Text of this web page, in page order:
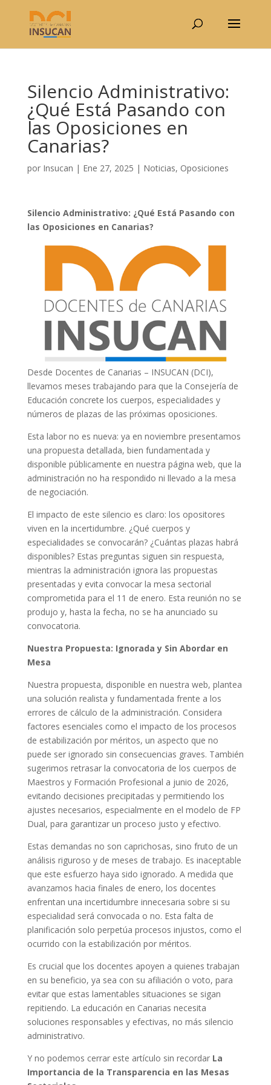
Silencio Administrativo:
¿Qué Está Pasando con
las Oposiciones en
Canarias?
por Insucan | Ene 27, 2025 | Noticias, Oposiciones
Silencio Administrativo: ¿Qué Está Pasando con
las Oposiciones en Canarias?
Desde Docentes de Canarias – INSUCAN (DCI),
llevamos meses trabajando para que la Consejería de
Educación concrete los cuerpos, especialidades y
números de plazas de las próximas oposiciones.
Esta labor no es nueva: ya en noviembre presentamos
una propuesta detallada, bien fundamentada y
disponible públicamente en nuestra página web, que la
administración no ha respondido ni llevado a la mesa
de negociación.
El impacto de este silencio es claro: los opositores
viven en la incertidumbre. ¿Qué cuerpos y
especialidades se convocarán? ¿Cuántas plazas habrá
disponibles? Estas preguntas siguen sin respuesta,
mientras la administración ignora las propuestas
presentadas y evita convocar la mesa sectorial
comprometida para el 11 de enero. Esta reunión no se
produjo y, hasta la fecha, no se ha anunciado su
convocatoria.
Nuestra Propuesta: Ignorada y Sin Abordar en
Mesa
Nuestra propuesta, disponible en nuestra web, plantea
una solución realista y fundamentada frente a los
errores de cálculo de la administración. Considera
factores esenciales como el impacto de los procesos
de estabilización por méritos, un aspecto que no
puede ser ignorado sin consecuencias graves. También
sugerimos retrasar la convocatoria de los cuerpos de
Maestros y Formación Profesional a junio de 2026,
evitando decisiones precipitadas y permitiendo los
ajustes necesarios, especialmente en el modelo de FP
Dual, para garantizar un proceso justo y efectivo.
Estas demandas no son caprichosas, sino fruto de un
análisis riguroso y de meses de trabajo. Es inaceptable
que este esfuerzo haya sido ignorado. A medida que
avanzamos hacia finales de enero, los docentes
enfrentan una incertidumbre innecesaria sobre si su
especialidad será convocada o no. Esta falta de
planificación solo perpetúa procesos injustos, como el
ocurrido con la estabilización por méritos.
Es crucial que los docentes apoyen a quienes trabajan
en su beneficio, ya sea con su afiliación o voto, para
evitar que estas lamentables situaciones se sigan
repitiendo. La educación en Canarias necesita
soluciones responsables y efectivas, no más silencio
administrativo.
Y no podemos cerrar este artículo sin recordar La
Importancia de la Transparencia en las Mesas